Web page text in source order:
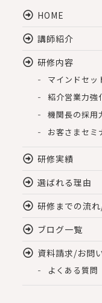
HOME
講師紹介
研修内容
マインドセッ
紹介営業力強
機関長の採用
お客さまセミ
研修実績
選ばれる理由
研修までの流
ブログ一覧
資料請求/お問
よくある質問